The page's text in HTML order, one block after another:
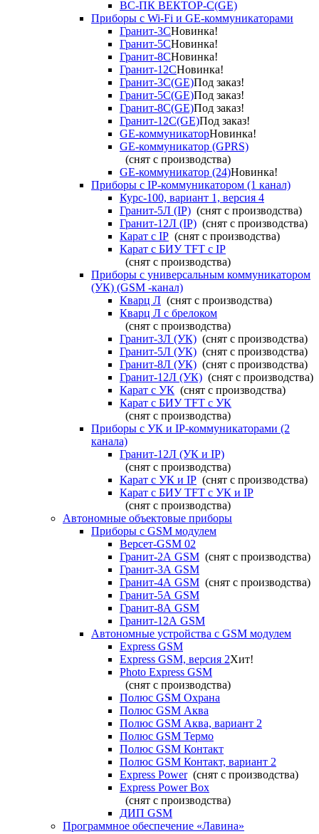
ВС-ПК ВЕКТОР-С(GE)
Приборы с Wi-Fi и GE-коммуникаторами
Гранит-3СНовинка!
Гранит-5СНовинка!
Гранит-8СНовинка!
Гранит-12СНовинка!
Гранит-3С(GE)Под заказ!
Гранит-5С(GE)Под заказ!
Гранит-8С(GE)Под заказ!
Гранит-12С(GE)Под заказ!
GE-коммуникаторНовинка!
GE-коммуникатор (GPRS)
(снят с производства)
GE-коммуникатор (24)Новинка!
Приборы с IP-коммуникатором (1 канал)
Курс-100, вариант 1, версия 4
Гранит-5Л (IP) (снят с производства)
Гранит-12Л (IP) (снят с производства)
Карат с IP (снят с производства)
Карат с БИУ TFT с IP
(снят с производства)
Приборы с универсальным коммуникатором
(УК) (GSM -канал)
Кварц Л (снят с производства)
Кварц Л с брелоком
(снят с производства)
Гранит-3Л (УК) (снят с производства)
Гранит-5Л (УК) (снят с производства)
Гранит-8Л (УК) (снят с производства)
Гранит-12Л (УК) (снят с производства)
Карат с УК (снят с производства)
Карат с БИУ TFT с УК
(снят с производства)
Приборы с УК и IP-коммуникаторами (2
канала)
Гранит-12Л (УК и IP)
(снят с производства)
Карат с УК и IP (снят с производства)
Карат с БИУ TFT с УК и IP
(снят с производства)
Автономные объектовые приборы
Приборы с GSM модулем
Версет-GSM 02
Гранит-2А GSM (снят с производства)
Гранит-3А GSM
Гранит-4А GSM (снят с производства)
Гранит-5А GSM
Гранит-8А GSM
Гранит-12А GSM
Автономные устройства с GSM модулем
Express GSM
Express GSM, версия 2Хит!
Photo Express GSM
(снят с производства)
Полюс GSM Охрана
Полюс GSM Аква
Полюс GSM Аква, вариант 2
Полюс GSM Термо
Полюс GSM Контакт
Полюс GSM Контакт, вариант 2
Express Power(снят с производства)
Express Power Box
(снят с производства)
ДИП GSM
Программное обеспечение «Лавина»